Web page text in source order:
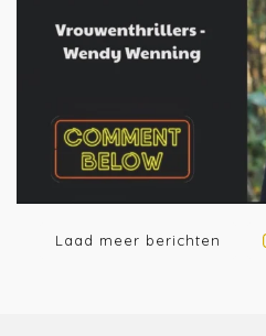
Laad meer berichten